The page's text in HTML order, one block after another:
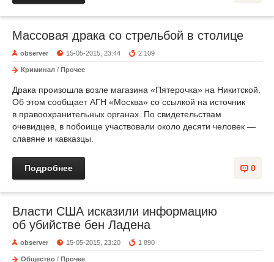
Массовая драка со стрельбой в столице
observer 15-05-2015, 23:44 2 109
Криминал / Прочее
Драка произошла возле магазина «Пятерочка» на Никитской.
Об этом сообщает АГН «Москва» со ссылкой на источник
в правоохранительных органах. По свидетельствам
очевидцев, в побоище участвовали около десяти человек —
славяне и кавказцы.
0
Подробнее
Власти США исказили информацию
об убийстве бен Ладена
observer 15-05-2015, 23:20 1 890
Общество / Прочее